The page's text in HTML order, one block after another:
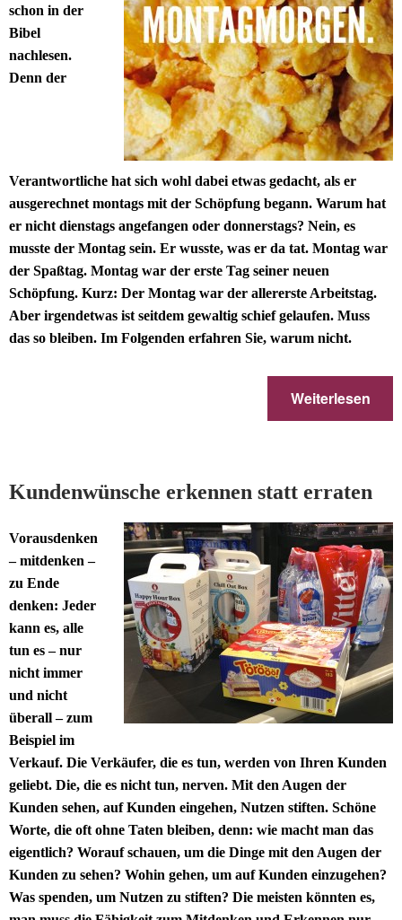
schon in der
Bibel
nachlesen.
Denn der
Verantwortliche hat sich wohl dabei etwas gedacht, als er
ausgerechnet montags mit der Schöpfung begann. Warum hat
er nicht dienstags angefangen oder donnerstags? Nein, es
musste der Montag sein. Er wusste, was er da tat. Montag war
der Spaßtag. Montag war der erste Tag seiner neuen
Schöpfung. Kurz: Der Montag war der allererste Arbeitstag.
Aber irgendetwas ist seitdem gewaltig schief gelaufen. Muss
das so bleiben. Im Folgenden erfahren Sie, warum nicht.
Weiterlesen
Kundenwünsche erkennen statt erraten
Vorausdenken
– mitdenken –
zu Ende
denken: Jeder
kann es, alle
tun es – nur
nicht immer
und nicht
überall – zum
Beispiel im
Verkauf. Die Verkäufer, die es tun, werden von Ihren Kunden
geliebt. Die, die es nicht tun, nerven. Mit den Augen der
Kunden sehen, auf Kunden eingehen, Nutzen stiften. Schöne
Worte, die oft ohne Taten bleiben, denn: wie macht man das
eigentlich? Worauf schauen, um die Dinge mit den Augen der
Kunden zu sehen? Wohin gehen, um auf Kunden einzugehen?
Was spenden, um Nutzen zu stiften? Die meisten könnten es,